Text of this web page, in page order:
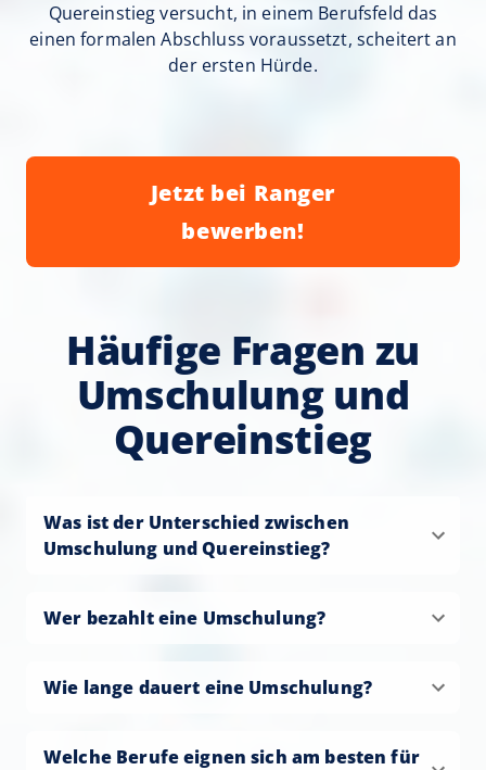
Quereinstieg versucht, in einem Berufsfeld das
einen formalen Abschluss voraussetzt, scheitert an
der ersten Hürde.
Jetzt bei Ranger
bewerben!
Häufige Fragen zu
Umschulung und
Quereinstieg
Was ist der Unterschied zwischen
Umschulung und Quereinstieg?
Wer bezahlt eine Umschulung?
Wie lange dauert eine Umschulung?
Welche Berufe eignen sich am besten für